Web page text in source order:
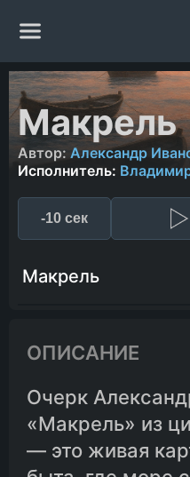
Главная
Жанры
Авторы
Исполнители
Макрель
Автор: Александр
Исполнитель:
-10 сек
Макрель
ОПИСАНИЕ
Очерк
«Макрель» из
— это живая